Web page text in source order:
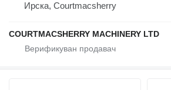
Ирска, Courtmacsherry
COURTMACSHERRY MACHINERY LTD